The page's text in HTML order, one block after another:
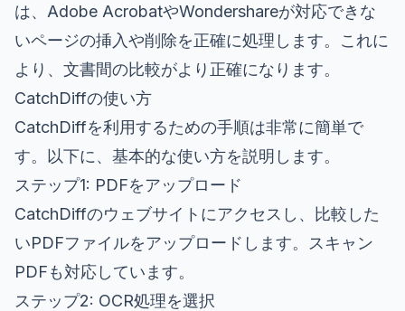
は、Adobe AcrobatやWondershareが対応できな
いページの挿入や削除を正確に処理します。これに
より、文書間の比較がより正確になります。
CatchDiffの使い方
CatchDiffを利用するための手順は非常に簡単で
す。以下に、基本的な使い方を説明します。
ステップ1: PDFをアップロード
CatchDiffのウェブサイトにアクセスし、比較した
いPDFファイルをアップロードします。スキャン
PDFも対応しています。
ステップ2: OCR処理を選択